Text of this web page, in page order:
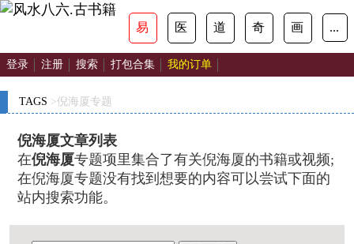
易 医 道 奇 画 ...
登录 注册 搜索 打包合集 我的订单
TAGS >倪海厦专题
倪海厦文章列表
在倪海厦专题项里集合了有关倪海厦的书籍或视频;
在倪海厦专题没有找到想要的内容可以尝试下面的
站内搜索功能。